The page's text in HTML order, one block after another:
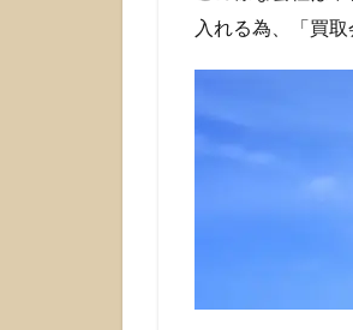
入れる為、「買取